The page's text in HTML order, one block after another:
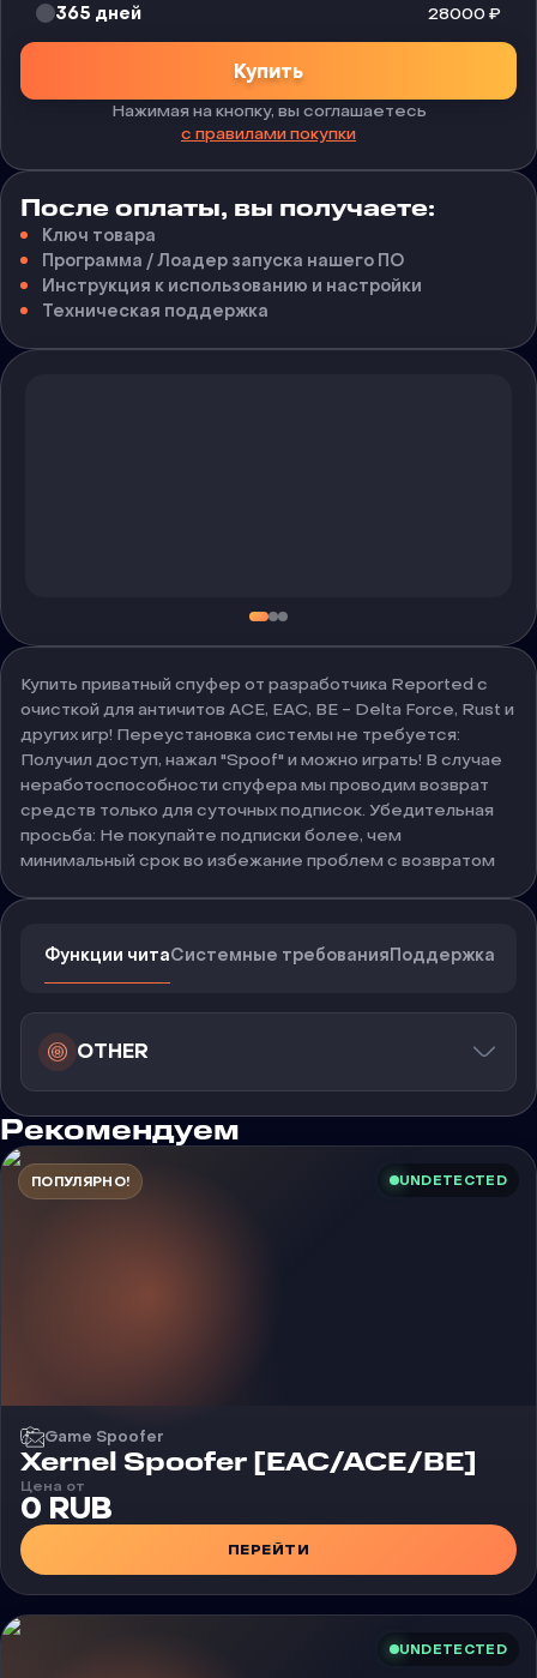
365 дней 28000₽
Купить
Нажимая на кнопку, вы соглашаетесь
с правилами покупки
После оплаты, вы получаете:
Ключ товара
Программа / Лоадер запуска нашего ПО
Инструкция к использованию и настройки
Техническая поддержка
Купить приватный спуфер от разработчика Reported с
очисткой для античитов ACE, EAC, BE - Delta Force, Rust и
других игр! Переустановка системы не требуется:
Получил доступ, нажал "Spoof" и можно играть! В случае
неработоспособности спуфера мы проводим возврат
средств только для суточных подписок. Убедительная
просьба: Не покупайте подписки более, чем
минимальный срок во избежание проблем с возвратом
Функции читаСистемные требованияПоддержка
OTHER
Рекомендуем
ПОПУЛЯРНО! UNDETECTED
Game Spoofer
Xernel Spoofer [EAC/ACE/BE]
Цена от
0 RUB
ПЕРЕЙТИ
UNDETECTED